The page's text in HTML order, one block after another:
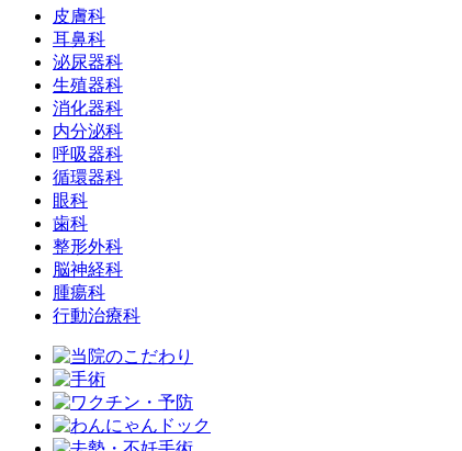
皮膚科
耳鼻科
泌尿器科
生殖器科
消化器科
内分泌科
呼吸器科
循環器科
眼科
歯科
整形外科
脳神経科
腫瘍科
行動治療科